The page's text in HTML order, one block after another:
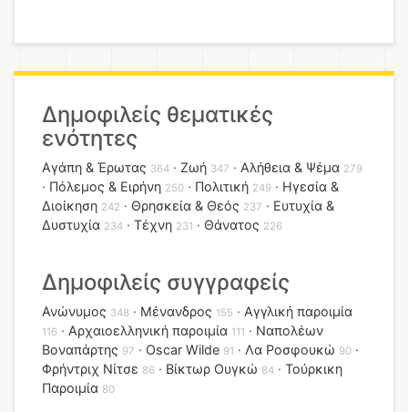
Δημοφιλείς θεματικές
ενότητες
Αγάπη & Έρωτας 364 Ζωή 347 Αλήθεια & Ψέμα 279
Πόλεμος & Ειρήνη 250 Πολιτική 249
Ηγεσία &
Διοίκηση 242 Θρησκεία & Θεός 237
Ευτυχία &
Δυστυχία 234 Τέχνη 231 Θάνατος 226
Δημοφιλείς συγγραφείς
Ανώνυμος 348 Μένανδρος 155 Αγγλική παροιμία
116 Αρχαιοελληνική παροιμία 111
Ναπολέων
Βοναπάρτης 97 Oscar Wilde 91 Λα Ροσφουκώ 90
Φρήντριχ Νίτσε 86 Βίκτωρ Ουγκώ 84
Τούρκικη
Παροιμία 80